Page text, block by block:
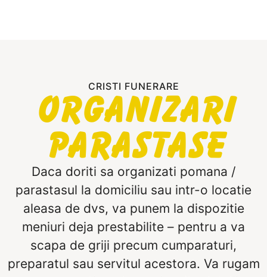
CRISTI FUNERARE
Organizari
Parastase
Daca doriti sa organizati pomana /
parastasul la domiciliu sau intr-o locatie
aleasa de dvs, va punem la dispozitie
meniuri deja prestabilite – pentru a va
scapa de griji precum cumparaturi,
preparatul sau servitul acestora. Va rugam